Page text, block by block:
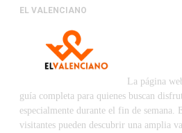
EL VALENCIANO
La página
guía completa para quienes buscan
especialmente durante el fin de semana.
visitantes pueden descubrir una amplia